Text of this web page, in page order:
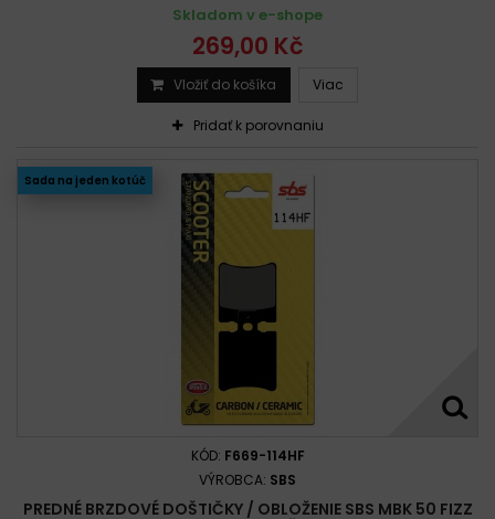
Skladom v e-shope
269,00 Kč
Vložiť do košíka Viac
Pridať k porovnaniu
Sada na jeden kotúč
KÓD: F669-114HF
VÝROBCA: SBS
PREDNÉ BRZDOVÉ DOŠTIČKY / OBLOŽENIE SBS MBK 50 FIZZ